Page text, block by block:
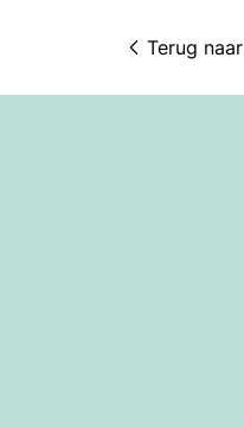
Terug naar